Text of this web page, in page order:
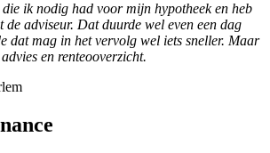
ik nodig had voor mijn hypotheek en heb
de adviseur. Dat duurde wel even een dag
dat mag in het vervolg wel iets sneller. Maar
en renteooverzicht.